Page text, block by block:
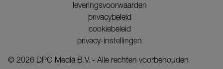
leveringsvoorwaarden
privacybeleid
cookiebeleid
privacy-instellingen
© 2026 DPG Media B.V. - Alle rechten voorbehouden